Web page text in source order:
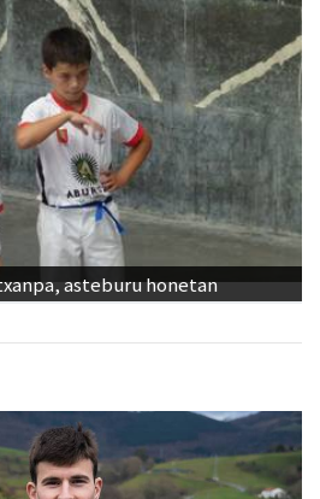
asteburu honetan